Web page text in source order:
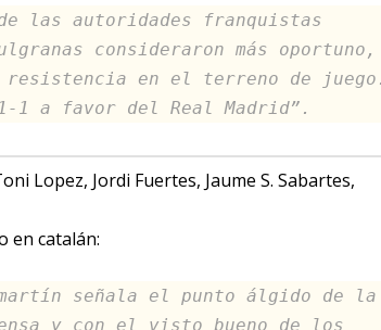
las autoridades franquistas
consideraron más oportuno,
resistencia en el terreno de
a favor del Real Madrid”.
Lopez, Jordi Fuertes, Jaume S. Sabartes,
en catalán:
señala el punto álgido de la
y con el visto bueno de los